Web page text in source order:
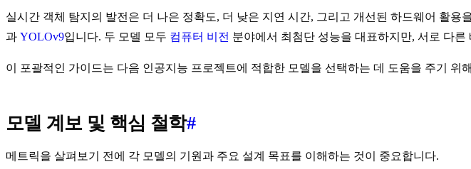
실시간 객체 탐지의 발전은 더 나은 정확도, 더 낮은 지연 시간, 그리고 개선된 하드웨어 활
과 YOLOv9입니다. 두 모델 모두 컴퓨터 비전 분야에서 최첨단 성능을 대표하지만, 서로 다
이 포괄적인 가이드는 다음 인공지능 프로젝트에 적합한 모델을 선택하는 데 도움을 주기
모델 계보 및 핵심 철학#
메트릭을 살펴보기 전에 각 모델의 기원과 주요 설계 목표를 이해하는 것이 중요합니다.